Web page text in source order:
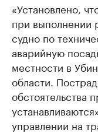
«Установлено,
при выполнении
судно по
аварийную
местности в
области.
обстоятельства
управлении на